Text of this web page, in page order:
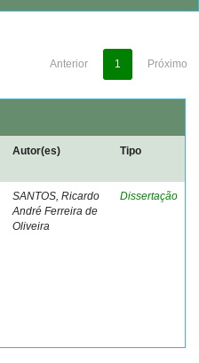
Anterior 1 Próximo
Autor(es) Tipo
SANTOS, Ricardo
André Ferreira de
Oliveira
Dissertação